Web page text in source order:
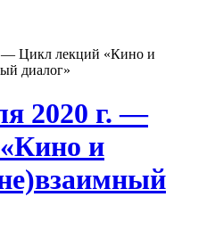
— Цикл лекций «Кино и
диалог»
2020 г. —
и